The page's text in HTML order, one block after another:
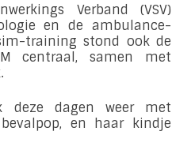
Verband (VSV)
en de ambulance-
training stond ook de
centraal, samen met
deze dagen weer met
en haar kindje